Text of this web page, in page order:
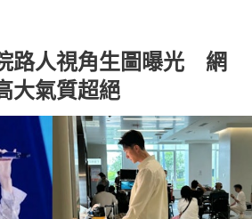
路人視角生圖曝光 網
大氣質超絕